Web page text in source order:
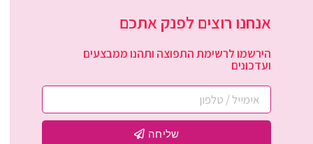
אנחנו רוצים לפנק אתכם
הירשמו לרשימת התפוצה ותהנו ממבצעים
ועדכונים
שליחה